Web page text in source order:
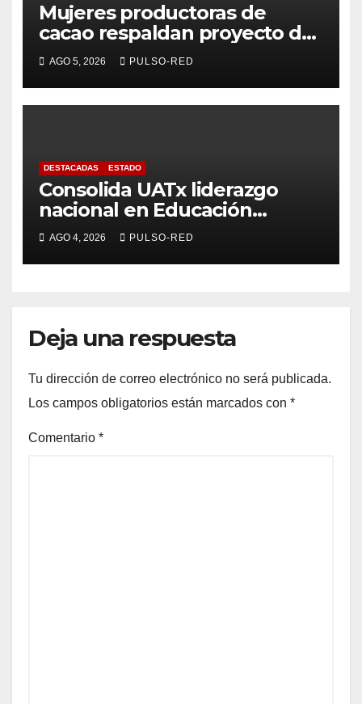
Mujeres productoras de
cacao respaldan proyecto de
Alfonso Sánchez García
rumbo a la Coordinación
Estatal de Morena
AGO 5, 2026 PULSO-RED
DESTACADAS ESTADO
Consolida UATx liderazgo
nacional en Educación
Especial, Gerontología y
Ciencias de la Familia
AGO 4, 2026 PULSO-RED
Deja una respuesta
Tu dirección de correo electrónico no será publicada.
Los campos obligatorios están marcados con *
Comentario *